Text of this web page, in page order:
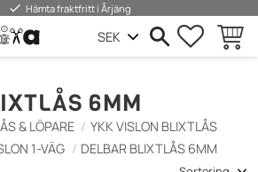
done Hämta fraktfritt i Årjäng
6MM
& LÖPARE
YKK VISLON BLIXTLÅS
1-VÄG
DELBAR BLIXTLÅS 6MM
Välj sortering